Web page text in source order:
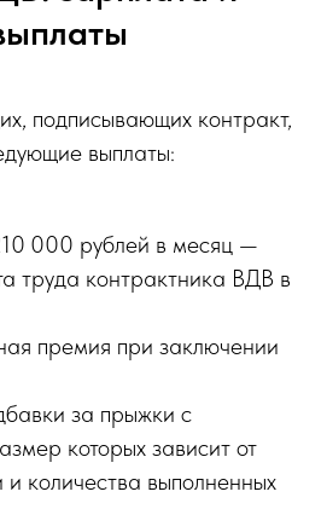
подписывающих контракт,
выплаты:
000 рублей в месяц —
труда контрактника ВДВ в
премия при заключении
за прыжки с
которых зависит от
количества выполненных